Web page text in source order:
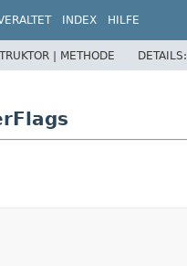
INDEX HILFE
| METHODE DETAILS: